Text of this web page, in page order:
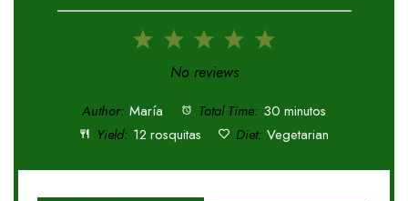
5
4
3
Stars
2
Stars
1
Star
No reviews
Author: María Total Time: 30 minutos
Yield: 12 rosquitas Diet: Vegetarian